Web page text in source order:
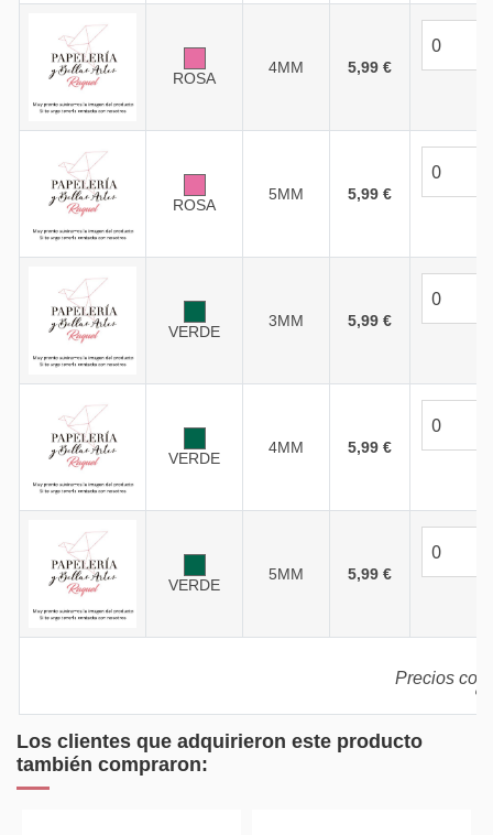
ROSA
4MM 5,99 €
ROSA
5MM 5,99 €
VERDE
3MM 5,99 €
VERDE
4MM 5,99 €
VERDE
5MM 5,99 €
Precios con
Los clientes que adquirieron este producto
también compraron: